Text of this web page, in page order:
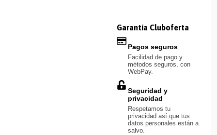
Garantía Cluboferta
Pagos seguros
Facilidad de pago y
métodos seguros, con
WebPay.
Seguridad y
privacidad
Respetamos tu
privacidad así que tus
datos personales están a
salvo.